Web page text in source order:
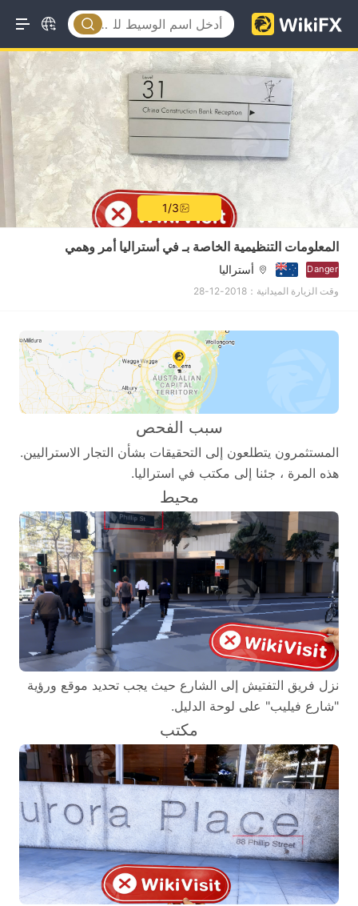
1/3
المعلومات التنظيمية الخاصة بـ في أستراليا أمر وهمي
Danger أستراليا
وقت الزيارة الميدانية：2018-12-28
سبب الفحص
المستثمرون يتطلعون إلى التحقيقات بشأن التجار الاستراليين.
هذه المرة ، جئنا إلى مكتب في استراليا.
محيط
نزل فريق التفتيش إلى الشارع حيث يجب تحديد موقع ورؤية
"شارع فيليب" على لوحة الدليل.
مكتب